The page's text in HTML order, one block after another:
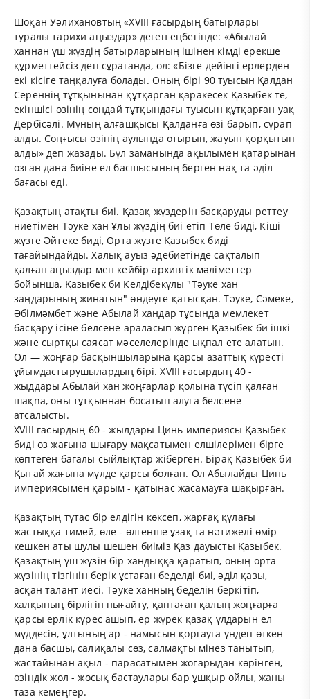
Шоқан Уәлихановтың «XVIII ғасырдың батырлары
туралы тарихи аңыздар» деген еңбегінде: «Абылай
ханнан үш жүздің батырларының ішінен кімді ерекше
құрметтейсіз деп сұрағанда, ол: «Бізге дейінгі ерлерден
екі кісіге таңқалуға болады. Оның бірі 90 туысын Қалдан
Сереннің тұтқынынан құтқарған қаракесек Қазыбек те,
екіншісі өзінің сондай тұтқындағы туысын құтқарған уақ
Дербісәлі. Мұның алғашқысы Қалданға өзі барып, сұрап
алды. Соңғысы өзінің аулында отырып, жауын қорқытып
алды» деп жазады. Бұл заманында ақылымен қатарынан
озған дана биіне ел басшысының берген нақ та әділ
бағасы еді.
Қазақтың атақты биі. Қазақ жүздерін басқаруды реттеу
ниетімен Тәуке хан Ұлы жүздің биі етіп Төле биді, Кіші
жүзге Әйтеке биді, Орта жүзге Қазыбек биді
тағайындайды. Халық ауыз әдебиетінде сақталып
қалған аңыздар мен кейбір архивтік мәліметтер
бойынша, Қазыбек би Келдібекұлы "Тәуке хан
заңдарының жинағын" өндеуге қатысқан. Тәуке, Сәмеке,
Әбілмәмбет және Абылай хандар тұсында мемлекет
басқару ісіне белсене араласып жүрген Қазыбек би ішкі
және сыртқы саясат мәселелерінде ықпал ете алатын.
Ол — жоңғар басқыншыларына қарсы азаттық күресті
ұйымдастырушылардың бірі. XVIII ғасырдың 40 -
жыддары Абылай хан жоңғарлар қолына түсіп қалған
шақnа, оны тұтқыннан босатып алуға белсене
атсалысты.
XVIII ғасырдың 60 - жылдары Цинь империясы Қазыбек
биді өз жағына шығару мақсатымен елшілерімен бірге
көптеген бағалы сыйлықтар жіберген. Бірақ Қазыбек би
Қытай жағына мүлде қарсы болған. Ол Абылайды Цинь
империясымен қарым - қатынас жасамауға шақырған.
Қазақтың тұтас бір елдігін көксеп, жарғақ құлағы
жастыққа тимей, өле - өлгенше ұзақ та нәтижелі өмір
кешкен аты шулы шешен биіміз Қаз дауысты Қазыбек.
Қазақтың үш жүзін бір хандыққа қаратып, оның орта
жүзінің тізгінін берік ұстаған беделді биі, әділ қазы,
асқан талант иесі. Тәуке ханның беделін беркітіп,
халқының бірлігін нығайту, қаптаған қалың жоңғарға
қарсы ерлік күрес ашып, ер жүрек қазақ ұлдарын ел
мүддесін, ұлтының ар - намысын қорғауға үндеп өткен
дана басшы, салиқалы сөз, салмақты мінез танытып,
жастайынан ақыл - парасатымен жоғарыдан көрінген,
өзіндік жол - жосық бастаулары бар ұшқыр ойлы, жаны
таза кемеңгер.